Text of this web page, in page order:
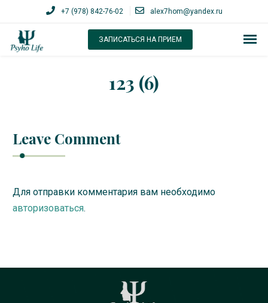
+7 (978) 842-76-02 alex7hom@yandex.ru
ЗАПИСАТЬСЯ НА ПРИЕМ
123 (6)
Leave Comment
Для отправки комментария вам необходимо
авторизоваться.